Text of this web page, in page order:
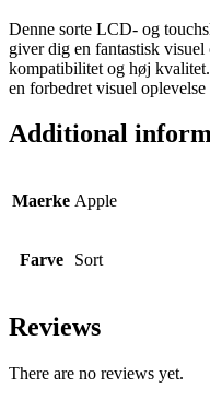
Sort
quantity
Denne sorte LCD- og
giver dig en fantastisk
kompatibilitet og høj
en forbedret visuel
Additional
Maerke Apple
Farve Sort
Reviews
There are no reviews yet.